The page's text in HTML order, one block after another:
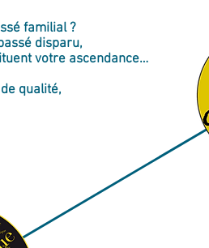
familial ?
disparu,
votre ascendance…
qualité,